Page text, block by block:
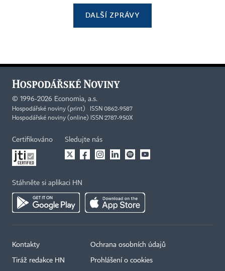
DALŠÍ ZPRÁVY
© 1996-2026 Economia, a.s.
Hospodářské noviny (print) ISSN 0862-9587
Hospodářské noviny (online) ISSN 2787-950X
Certifikováno Sledujte nás
Stáhněte si aplikaci HN
Kontakty
Tiráž redakce HN
Ochrana osobních údajů
Prohlášení o cookies